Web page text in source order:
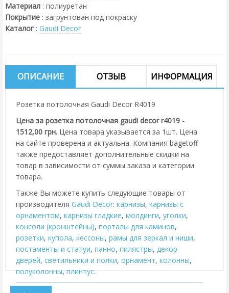
Материал : полиуретан
Покрытие : загрунтован под покраску
Каталог : Gaudi Decor
ОПИСАНИЕ ОТЗЫВ ИНФОРМАЦИЯ
Розетка потолочная Gaudi Decor R4019
Цена за розетка потолочная gaudi decor r4019 -
1512,00 грн. Цена товара указывается за 1шт. Цена
на сайте проверена и актуальна. Компания bagetoff
также предоставляет дополнительные скидки на
товар в зависимости от суммы заказа и категории
товара.
Также Вы можете купить следующие товары от
производителя Gaudi Decor: карнизы, карнизы с
орнаментом, карнизы гладкие, молдинги, уголки,
консоли (кронштейны), порталы для каминов,
розетки, купола, кессоны, рамы для зеркал и ниши,
постаменты и статуи, панно, пилястры, декор
дверей, cветильники и полки, орнамент, колонны,
полуколонны, плинтус.